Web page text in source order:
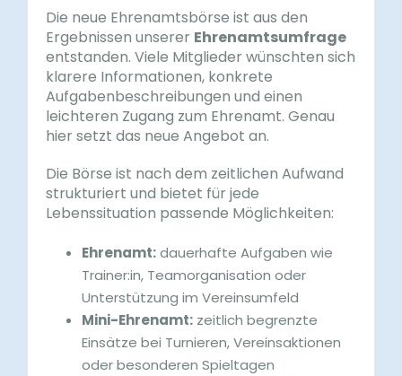
Die neue Ehrenamtsbörse ist aus den
Ergebnissen unserer Ehrenamtsumfrage
entstanden. Viele Mitglieder wünschten sich
klarere Informationen, konkrete
Aufgabenbeschreibungen und einen
leichteren Zugang zum Ehrenamt. Genau
hier setzt das neue Angebot an.
Die Börse ist nach dem zeitlichen Aufwand
strukturiert und bietet für jede
Lebenssituation passende Möglichkeiten:
Ehrenamt:dauerhafte Aufgaben wie
Trainer:in, Teamorganisation oder
Unterstützung im Vereinsumfeld
Mini-Ehrenamt: zeitlich begrenzte
Einsätze bei Turnieren, Vereinsaktionen
oder besonderen Spieltagen